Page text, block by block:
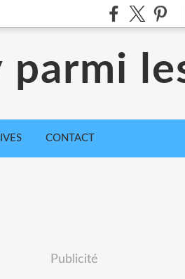
parmi
CONTACT
Publicité